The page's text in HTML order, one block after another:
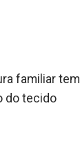
familiar tem
do tecido